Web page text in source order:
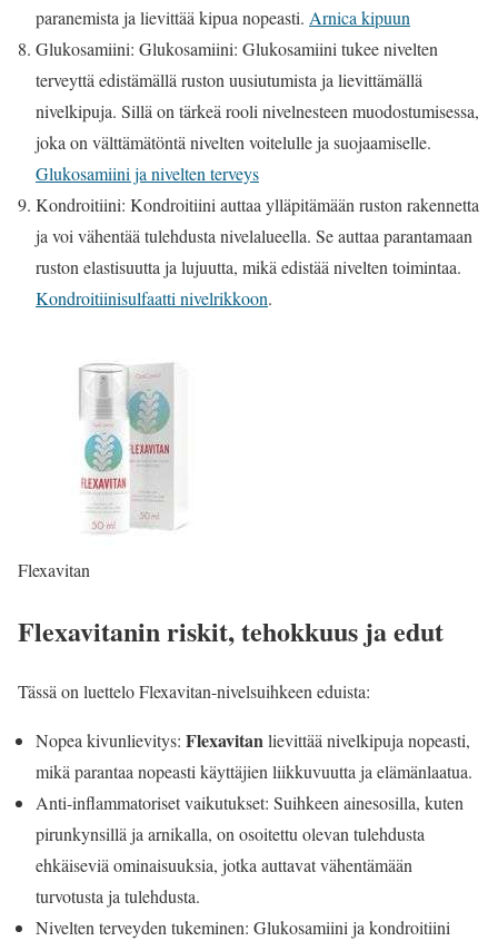
paranemista ja lievittää kipua nopeasti. Arnica kipuun
Glukosamiini: Glukosamiini: Glukosamiini tukee nivelten
terveyttä edistämällä ruston uusiutumista ja lievittämällä
nivelkipuja. Sillä on tärkeä rooli nivelnesteen muodostumisessa,
joka on välttämätöntä nivelten voitelulle ja suojaamiselle.
Glukosamiini ja nivelten terveys
Kondroitiini: Kondroitiini auttaa ylläpitämään ruston rakennetta
ja voi vähentää tulehdusta nivelalueella. Se auttaa parantamaan
ruston elastisuutta ja lujuutta, mikä edistää nivelten toimintaa.
Kondroitiinisulfaatti nivelrikkoon.
Flexavitan
Flexavitanin riskit, tehokkuus ja edut
Tässä on luettelo Flexavitan-nivelsuihkeen eduista:
Nopea kivunlievitys: Flexavitanlievittää nivelkipuja nopeasti,
mikä parantaa nopeasti käyttäjien liikkuvuutta ja elämänlaatua.
Anti-inflammatoriset vaikutukset: Suihkeen ainesosilla, kuten
pirunkynsillä ja arnikalla, on osoitettu olevan tulehdusta
ehkäiseviä ominaisuuksia, jotka auttavat vähentämään
turvotusta ja tulehdusta.
Nivelten terveyden tukeminen: Glukosamiini ja kondroitiini